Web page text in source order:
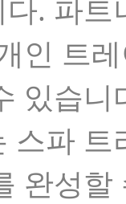
. 파
인 트
있습니
스파
완성할